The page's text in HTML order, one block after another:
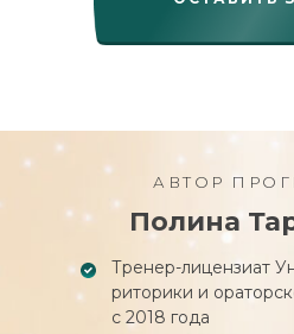
Урок «Почему важна
что это»
Урок «О чем говорить во
Урок «О чем говорить в
Урок «Вопросы после
Урок «Типы вопросов.
вопросы, чтобы
в конфликте»
Полина
АВТОР
Тренер-лицензиат
риторики и
с 2018 года